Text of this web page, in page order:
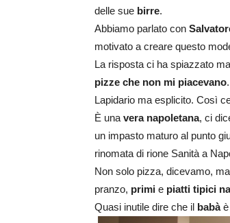
delle sue birre.
Abbiamo parlato con
motivato a creare questo
La risposta ci ha spiazzato
pizze che non mi piacevano.
Lapidario ma esplicito. Così
È una vera napoletana, ci
un impasto maturo al punto
rinomata di rione Sanità a
Non solo pizza, dicevamo,
pranzo, primi e piatti tipici
Quasi inutile dire che il babàè